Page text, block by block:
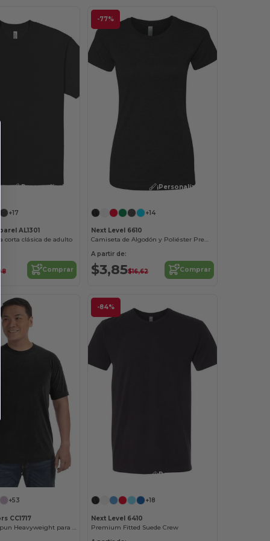
¡Personalízalo!
+17
AL1301
corta clásica de adulto
Comprar
-77%
¡Personalízalo!
+14
Next Level 6610
Camiseta de Algodón y Poliéster Premium
A partir de:
$3,85$16,62 Comprar
+53
CC1717
Remera Ringspun Heavyweight para adultos
-84%
¡Personalízalo!
+18
Next Level 6410
Premium Fitted Suede Crew